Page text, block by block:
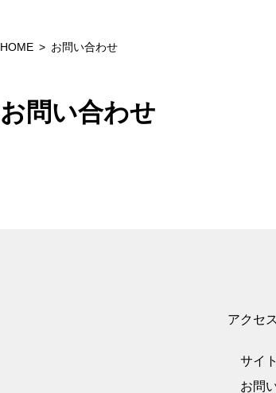
HOME お問い合わせ
お問い合わせ
アクセス
サイ
お問